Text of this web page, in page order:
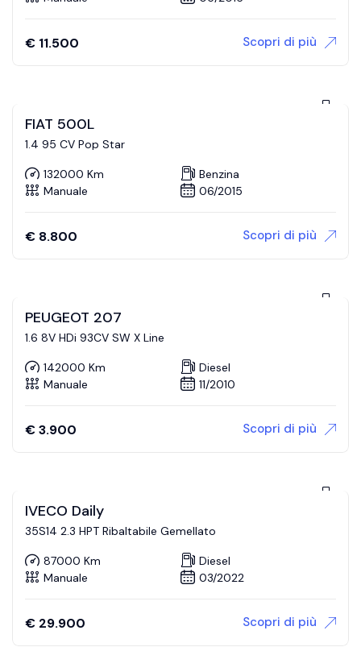
€ 11.500 Scopri di più
FIAT 500L
1.4 95 CV Pop Star
132000 Km
Benzina
Manuale
06/2015
€ 8.800 Scopri di più
PEUGEOT 207
1.6 8V HDi 93CV SW X Line
142000 Km
Diesel
Manuale
11/2010
€3.900 Scopri di più
IVECO Daily
35S14 2.3 HPT Ribaltabile Gemellato
87000 Km
Diesel
Manuale
03/2022
€ 29.900 Scopri di più